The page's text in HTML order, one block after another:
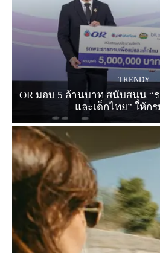
TRENDY
OR มอบ 5 ล้านบาท สนับสนุน “
และเด็กไทย” ให้ก